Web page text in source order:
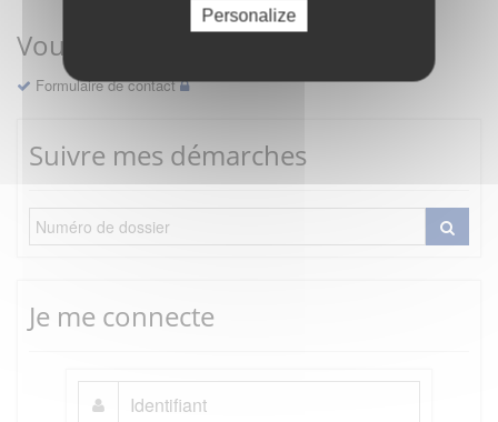
Personalize
Vous avez une question ?
Formulaire de contact
Suivre mes démarches
Je me connecte